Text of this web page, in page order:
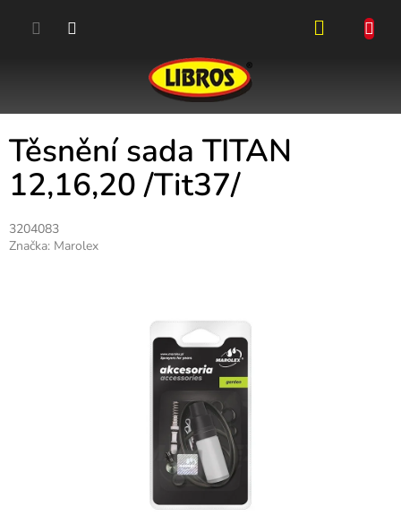
Těsnění sada TITAN
12,16,20 /Tit37/
3204083
Značka: Marolex